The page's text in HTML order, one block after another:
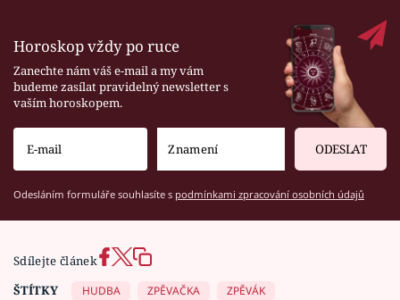
Horoskop vždy po ruce
Zanechte nám váš e-mail a my vám
budeme zasílat pravidelný newsletter s
vaším horoskopem.
ODESLAT
Odesláním formuláře souhlasíte s podmínkami zpracování osobních údajů
Sdílejte článek
ŠTÍTKY
HUDBA ZPĚVAČKA
ZPĚVÁK